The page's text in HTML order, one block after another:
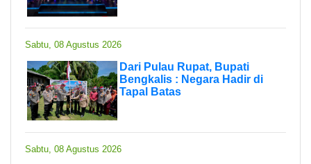
Sabtu, 08 Agustus 2026
Dari Pulau Rupat, Bupati
Bengkalis : Negara Hadir di
Tapal Batas
Sabtu, 08 Agustus 2026